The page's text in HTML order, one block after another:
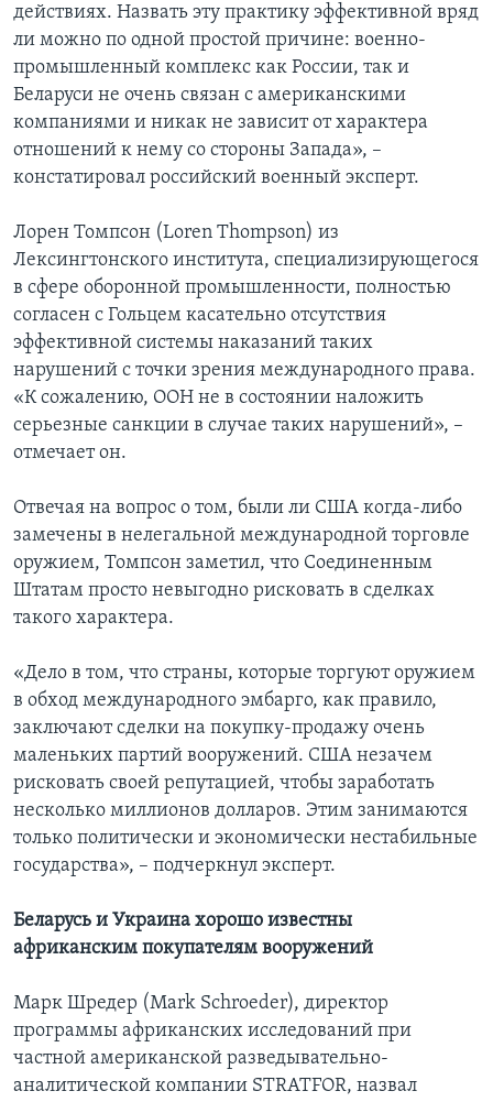
действиях. Назвать эту практику эффективной вряд
ли можно по одной простой причине: военно-
промышленный комплекс как России, так и
Беларуси не очень связан с американскими
компаниями и никак не зависит от характера
отношений к нему со стороны Запада», –
констатировал российский военный эксперт.
Лорен Томпсон (Loren Thompson) из
Лексингтонского института, специализирующегося
в сфере оборонной промышленности, полностью
согласен с Гольцем касательно отсутствия
эффективной системы наказаний таких
нарушений с точки зрения международного права.
«К сожалению, ООН не в состоянии наложить
серьезные санкции в случае таких нарушений», –
отмечает он.
Отвечая на вопрос о том, были ли США когда-либо
замечены в нелегальной международной торговле
оружием, Томпсон заметил, что Соединенным
Штатам просто невыгодно рисковать в сделках
такого характера.
«Дело в том, что страны, которые торгуют оружием
в обход международного эмбарго, как правило,
заключают сделки на покупку-продажу очень
маленьких партий вооружений. США незачем
рисковать своей репутацией, чтобы заработать
несколько миллионов долларов. Этим занимаются
только политически и экономически нестабильные
государства», – подчеркнул эксперт.
Беларусь и Украина хорошо известны
африканским покупателям вооружений
Марк Шредер (Mark Schroeder), директор
программы африканских исследований при
частной американской разведывательно-
аналитической компании STRATFOR, назвал